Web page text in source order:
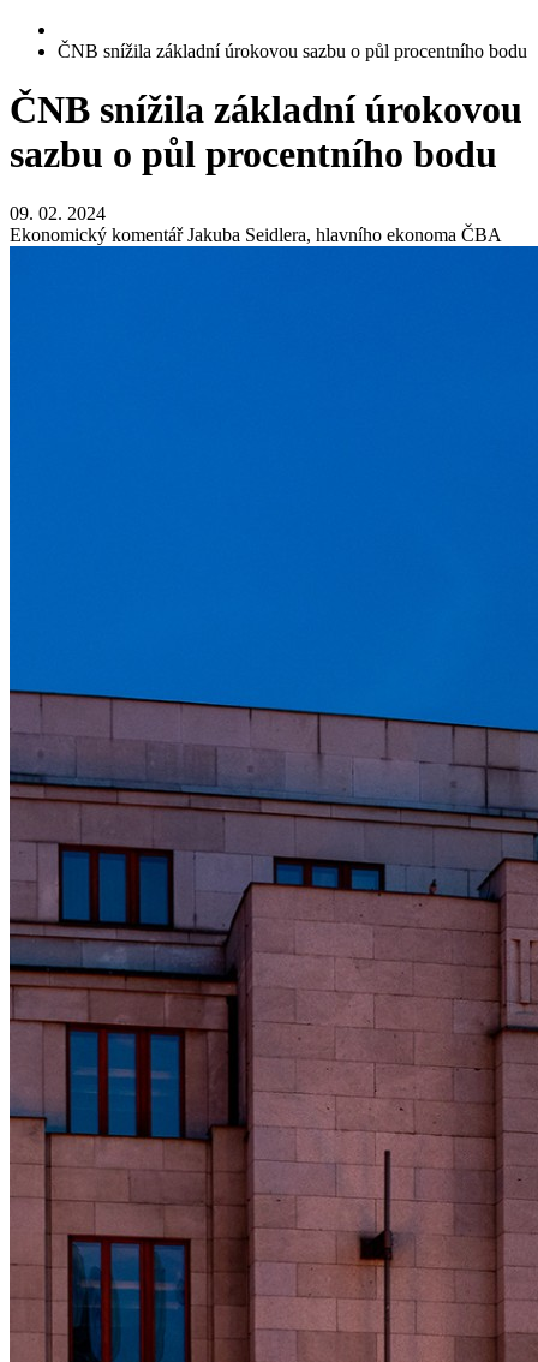
ČNB snížila základní úrokovou sazbu o půl procentního bodu
ČNB snížila základní úrokovou
sazbu o půl procentního bodu
09. 02. 2024
Ekonomický komentář Jakuba Seidlera, hlavního ekonoma ČBA